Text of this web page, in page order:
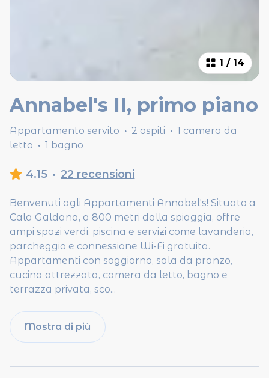
1 / 14
Annabel's II, primo piano
Appartamento servito · 2 ospiti · 1 camera da
letto · 1 bagno
4.15 · 22 recensioni
Benvenuti agli Appartamenti Annabel's! Situato a
Cala Galdana, a 800 metri dalla spiaggia, offre
ampi spazi verdi, piscina e servizi come lavanderia,
parcheggio e connessione Wi-Fi gratuita.
Appartamenti con soggiorno, sala da pranzo,
cucina attrezzata, camera da letto, bagno e
terrazza privata, sco...
Mostra di più